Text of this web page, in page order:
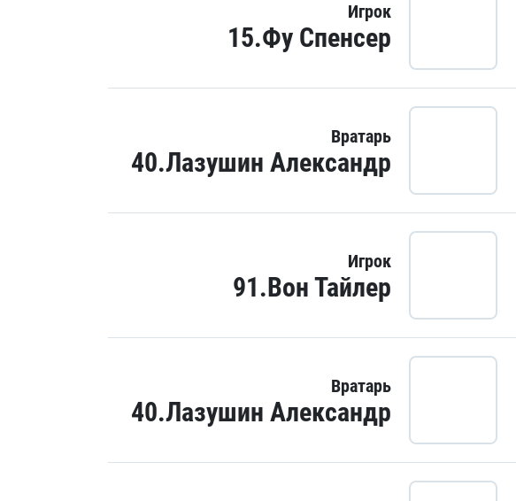
Игрок
15.Фу Спенсер
Вратарь
40.Лазушин Александр
Игрок
91.Вон Тайлер
Вратарь
40.Лазушин Александр